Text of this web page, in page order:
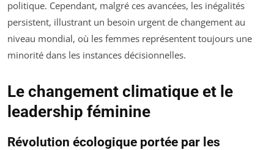
politique. Cependant, malgré ces avancées, les inégalités
persistent, illustrant un besoin urgent de changement au
niveau mondial, où les femmes représentent toujours une
minorité dans les instances décisionnelles.
Le changement climatique et le
leadership féminine
Révolution écologique portée par les